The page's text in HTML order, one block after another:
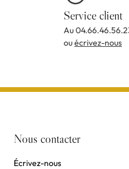
Service client
Au
ouécrivez-nous
Nous contacter
Écrivez-nous